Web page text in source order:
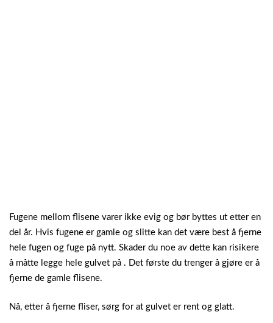
Fugene mellom flisene varer ikke evig og bør byttes ut etter en
del år. Hvis fugene er gamle og slitte kan det være best å fjerne
hele fugen og fuge på nytt. Skader du noe av dette kan risikere
å måtte legge hele gulvet på . Det første du trenger å gjøre er å
fjerne de gamle flisene.
Nå, etter å fjerne fliser, sørg for at gulvet er rent og glatt.